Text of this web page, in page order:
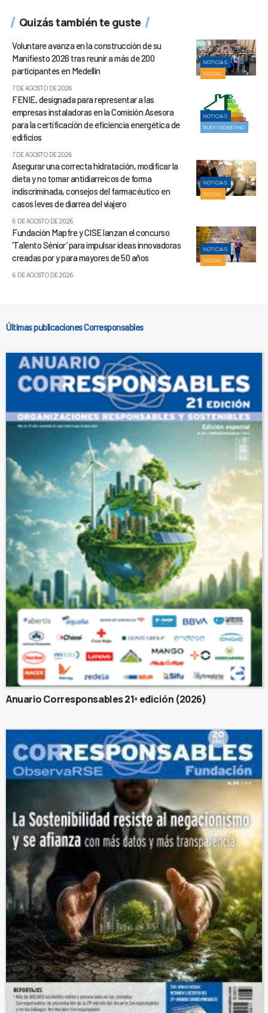
Quizás también te guste
NOTICIAS
SOCIAL
Voluntare avanza en la construcción de su
Manifiesto 2026 tras reunir a más de 200
participantes en Medellín
7 DE AGOSTO DE 2026
NOTICIAS
BUEN GOBIERNO
FENIE, designada para representar a las
empresas instaladoras en la Comisión Asesora
para la certificación de eficiencia energética de
edificios
7 DE AGOSTO DE 2026
NOTICIAS
SOCIAL
Asegurar una correcta hidratación, modificar la
dieta y no tomar antidiarreicos de forma
indiscriminada, consejos del farmacéutico en
casos leves de diarrea del viajero
6 DE AGOSTO DE 2026
NOTICIAS
SOCIAL
Fundación Mapfre y CISE lanzan el concurso
‘Talento Sénior’ para impulsar ideas innovadoras
creadas por y para mayores de 50 años
6 DE AGOSTO DE 2026
Últimas publicaciones Corresponsables
Anuario Corresponsables 21ª edición (2026)